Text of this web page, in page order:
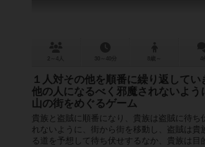
１人対その他を順番に繰り返してい
他の人になるべく邪魔されないよう
山の街をめぐるゲーム
貴族と盗賊に順番になり、貴族は盗賊に待ち
れないように、街から街を移動し、盗賊は貴
る道を予想して待ち伏せするなか、貴族は目